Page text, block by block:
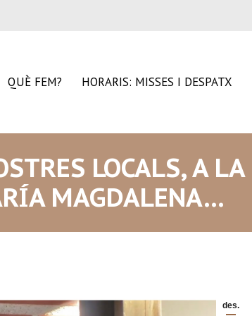
QUÈ FEM? HORARIS: MISSES I DESPATX
LOCALS, A
MAGDALENA…
des.